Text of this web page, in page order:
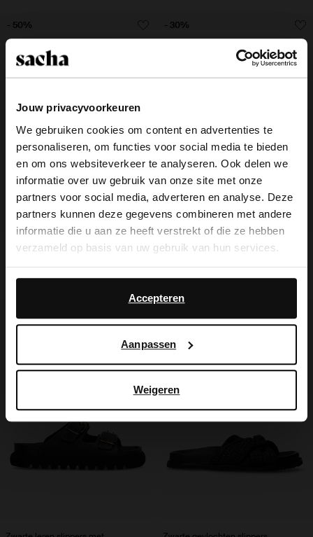
Jouw privacyvoorkeuren
We gebruiken cookies om content en advertenties te
personaliseren, om functies voor social media te bieden
en om ons websiteverkeer te analyseren. Ook delen we
informatie over uw gebruik van onze site met onze
partners voor social media, adverteren en analyse. Deze
partners kunnen deze gegevens combineren met andere
informatie die u aan ze heeft verstrekt of die ze hebben
verzameld op basis van uw gebruik van hun services.
Daarnaast werken wij samen met Google voor
advertentie- en meetdoeleinden. Meer informatie over
hoe Google uw persoonsgegevens gebruikt, vindt u op
Accepteren
Aanpassen
Weigeren
Cognac leren slippers met
79.98
40.00
- 50%
Beige suède plateau sandalen
89.99
62.99
- 30%
×
View this website in English?
It looks like your language isn't Dutch. Would
you like to switch to English?
Yes, switch to
English
No, stay in Dutch